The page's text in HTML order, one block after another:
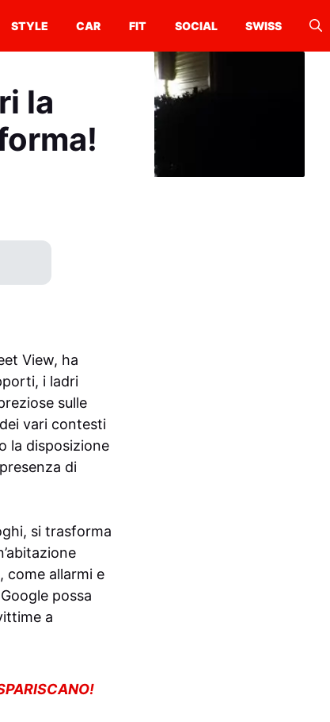
STYLE CAR FIT SOCIAL SWISS
la
View, ha
i ladri
sulle
vari contesti
la disposizione
di
si trasforma
come allarmi e
possa
a